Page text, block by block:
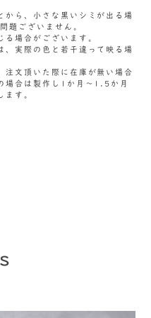
から、小さな黒いシミが出る場
題ございません。
る場合がございます。
、実際の色と若干違って映る場
注文頂いた際に在庫が無い場合
場合は製作し1か月～1.5か月
ます。